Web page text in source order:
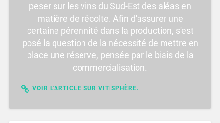
peser sur les vins du Sud-Est des aléas en
matière de récolte. Afin d'assurer une
certaine pérennité dans la production, s'est
posé la question de la nécessité de mettre en
place une réserve, pensée par le biais de la
commercialisation.
VOIR L'ARTICLE SUR VITISPHÈRE.